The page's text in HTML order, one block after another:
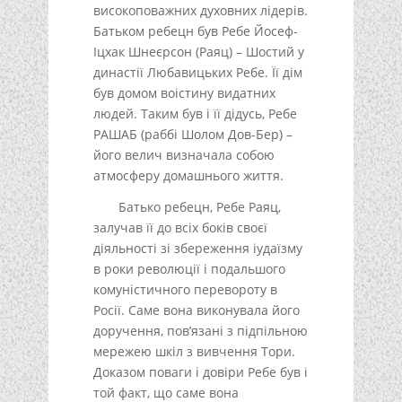
високоповажних духовних лідерів.
Батьком ребецн був Ребе Йосеф-
Іцхак Шнеєрсон (Раяц) – Шостий у
династії Любавицьких Ребе. Її дім
був домом воістину видатних
людей. Таким був і її дідусь, Ребе
РАШАБ (раббі Шолом Дов-Бер) –
його велич визначала собою
атмосферу домашнього життя.
Батько ребецн, Ребе Раяц,
залучав її до всіх боків своєї
діяльності зі збереження іудаїзму
в роки революції і подальшого
комуністичного перевороту в
Росії. Саме вона виконувала його
доручення, пов’язані з підпільною
мережею шкіл з вивчення Тори.
Доказом поваги і довіри Ребе був і
той факт, що саме вона